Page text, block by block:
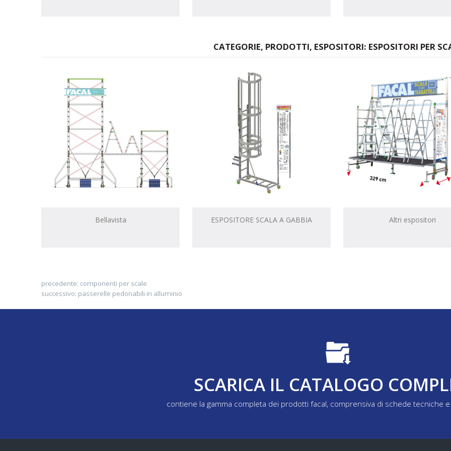
CATEGORIE, PRODOTTI, ESPOSITORI: ESPOSITORI PER
Bellavista ESPOSITORE SCALA A GABBIA Altri espositori
precedente: componenti per scale
successivo: passerelle pedonabili in alluminio
SCARICA IL CATALOGO
contiene la gamma completa dei prodotti facal, comprensiva di schede tecniche